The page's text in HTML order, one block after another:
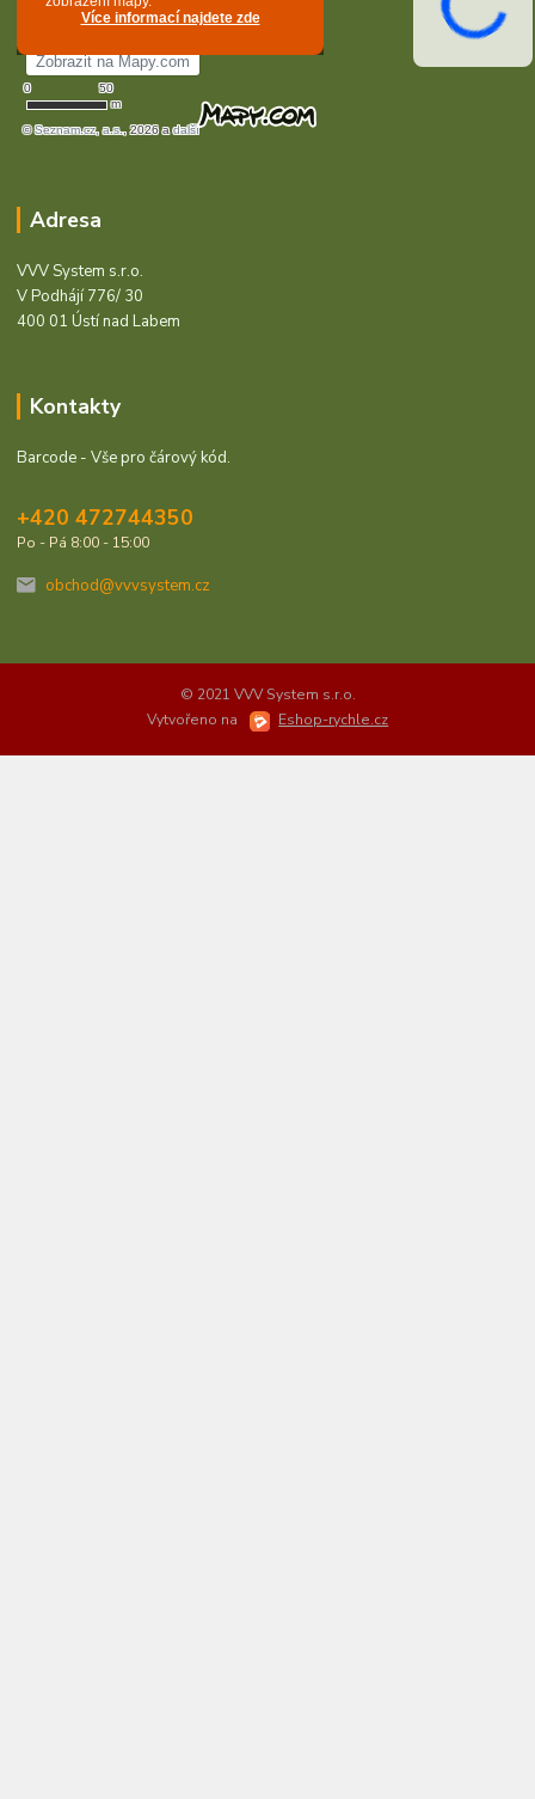
Adresa
VVV System s.r.o.
V Podhájí 776/ 30
400 01 Ústí nad Labem
Kontakty
Barcode - Vše pro čárový kód.
+420 472744350
Po - Pá 8:00 - 15:00
obchod@vvvsystem.cz
© 2021 VVV System s.r.o.
Vytvořeno na
Eshop-rychle.cz